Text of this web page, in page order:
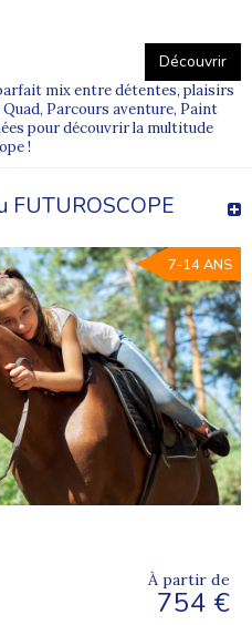
Découvrir
mix entre détentes, plaisirs
Parcours aventure, Paint
pour découvrir la multitude
!
FUTUROSCOPE
7-14 ANS
À partir de
754 €